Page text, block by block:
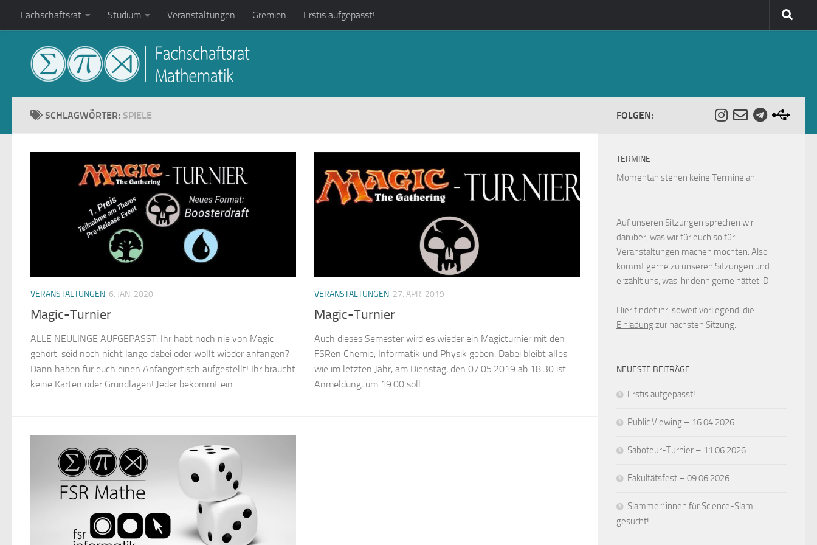
Zum Inhalt springen
Fachschaftsrat Studium Veranstaltungen Gremien Erstis aufgepasst!
SCHLAGWÖRTER: SPIELE
VERANSTALTUNGEN 6. JAN. 2020
Magic-Turnier
ALLE NEULINGE AUFGEPASST: Ihr habt noch nie von Magic
gehört, seid noch nicht lange dabei oder wollt wieder anfangen?
Dann haben für euch einen Anfängertisch aufgestellt! Ihr braucht
keine Karten oder Grundlagen! Jeder bekommt ein...
VERANSTALTUNGEN 27. APR. 2019
Magic-Turnier
Auch dieses Semester wird es wieder ein Magicturnier mit den
FSRen Chemie, Informatik und Physik geben. Dabei bleibt alles
wie im letzten Jahr, am Dienstag, den 07.05.2019 ab 18:30 ist
Anmeldung, um 19:00 soll...
FOLGEN:
TERMINE
Momentan stehen keine Termine an.
Auf unseren Sitzungen sprechen wir
darüber, was wir für euch so für
Veranstaltungen machen möchten. Also
kommt gerne zu unseren Sitzungen und
erzählt uns, was ihr denn gerne hättet :D
Hier findet ihr, soweit vorliegend, die
Einladungzur nächsten Sitzung.
NEUESTE BEITRÄGE
Erstis aufgepasst!
Public Viewing – 16.04.2026
Saboteur-Turnier – 11.06.2026
Fakultätsfest – 09.06.2026
Slammer*innen für Science-Slam
gesucht!